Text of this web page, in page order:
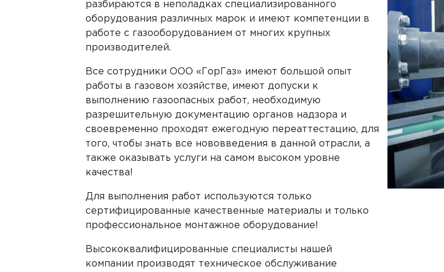
разбираются в неполадках специализированного
оборудования различных марок и имеют компетенции в
работе с газооборудованием от многих крупных
производителей.
Все сотрудники ООО «ГорГаз» имеют большой опыт
работы в газовом хозяйстве, имеют допуски к
выполнению газоопасных работ, необходимую
разрешительную документацию органов надзора и
своевременно проходят ежегодную переаттестацию, для
того, чтобы знать все нововведения в данной отрасли, а
также оказывать услуги на самом высоком уровне
качества!
Для выполнения работ используются только
сертифицированные качественные материалы и только
профессиональное монтажное оборудование!
Высококвалифицированные специалисты нашей
компании производят техническое обслуживание